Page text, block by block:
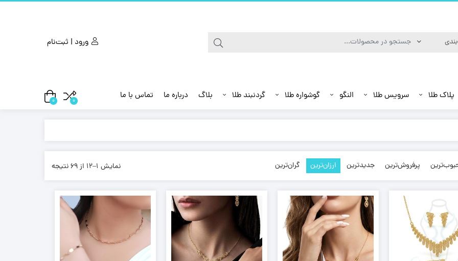
ورود | ثبت‌نام
پلاک طلا سرویس طلا النگو گوشواره طلا گردنبند طلا بلاگ درباره ما تماس با ما 0
0
پرفروش‌ترین جدیدترین ارزان‌ترین گران‌ترین نمایش 1–12 از 69 نتیجه